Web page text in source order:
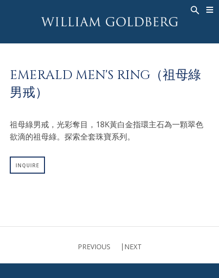
高級珠寶
男戒
項鍊
耳飾
手鐲
钟表
彩钻
ASHOKA 珠宝
戒指
BANDS
項鍊
吊墜
耳飾
手鐲
歷史
ASHOKA®
EMERALD MEN'S RING（祖母綠
男戒）
祖母綠男戒，光彩奪目，18K黃白金指環主石為一顆翠色
欲滴的祖母綠。探索全套珠寶系列。
INQUIRE
PREVIOUS NEXT